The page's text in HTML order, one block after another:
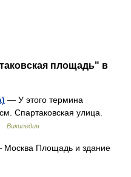
площадь" в
— У этого термина
Спартаковская улица.
Википедия
Площадь и здание